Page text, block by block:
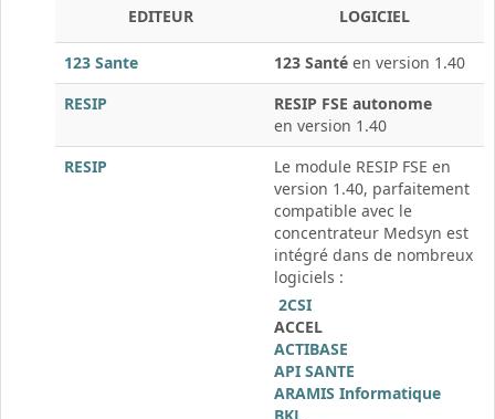
EDITEUR LOGICIEL
123 Sante 123 Santé en version 1.40
RESIP
RESIP FSE autonome
en version 1.40
RESIP
Le module RESIP FSE en
version 1.40, parfaitement
compatible avec le
concentrateur Medsyn est
intégré dans de nombreux
logiciels :
2CSI
ACCEL
ACTIBASE
API SANTE
ARAMIS Informatique